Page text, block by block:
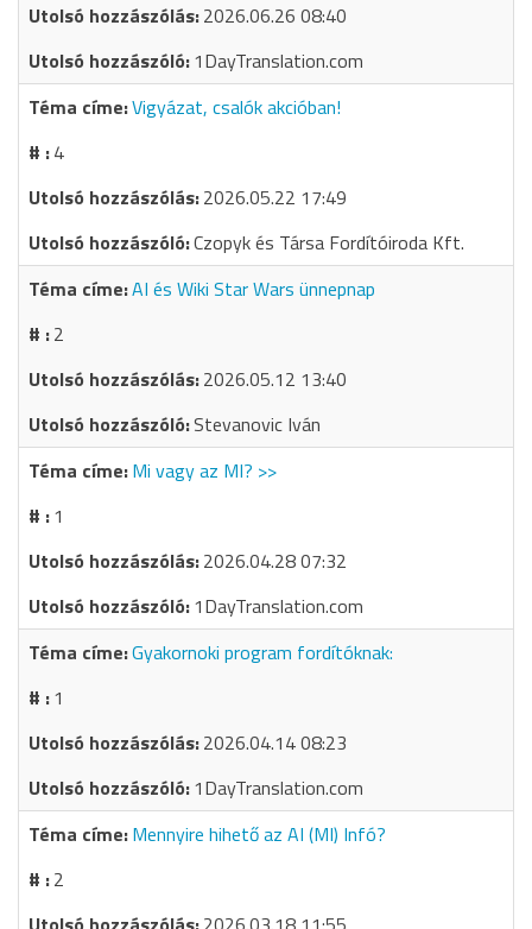
2026.06.26 08:40
1DayTranslation.com
Vigyázat, csalók akcióban!
4
2026.05.22 17:49
Czopyk és Társa Fordítóiroda Kft.
AI és Wiki Star Wars ünnepnap
2
2026.05.12 13:40
Stevanovic Iván
Mi vagy az MI? >>
1
2026.04.28 07:32
1DayTranslation.com
Gyakornoki program fordítóknak:
1
2026.04.14 08:23
1DayTranslation.com
Mennyire hihető az AI (MI) Infó?
2